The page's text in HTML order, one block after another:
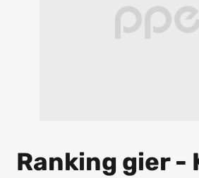
Ranking gier -